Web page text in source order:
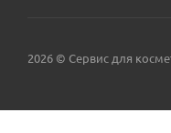
2026 © Сервис для